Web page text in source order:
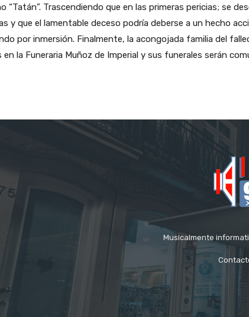
“Tatán”. Trascendiendo que en las primeras pericias; se
y que el lamentable deceso podría deberse a un hecho
por inmersión. Finalmente, la acongojada familia del
en la Funeraria Muñoz de Imperial y sus funerales serán
Musicalmente